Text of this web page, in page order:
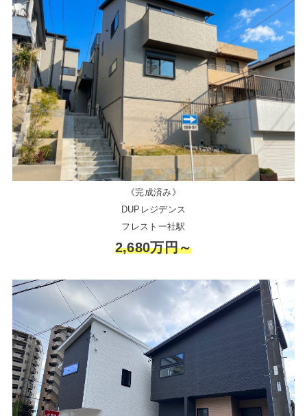
《完成済み》
DUPレジデンス
フレスト一社駅
2,680万円～